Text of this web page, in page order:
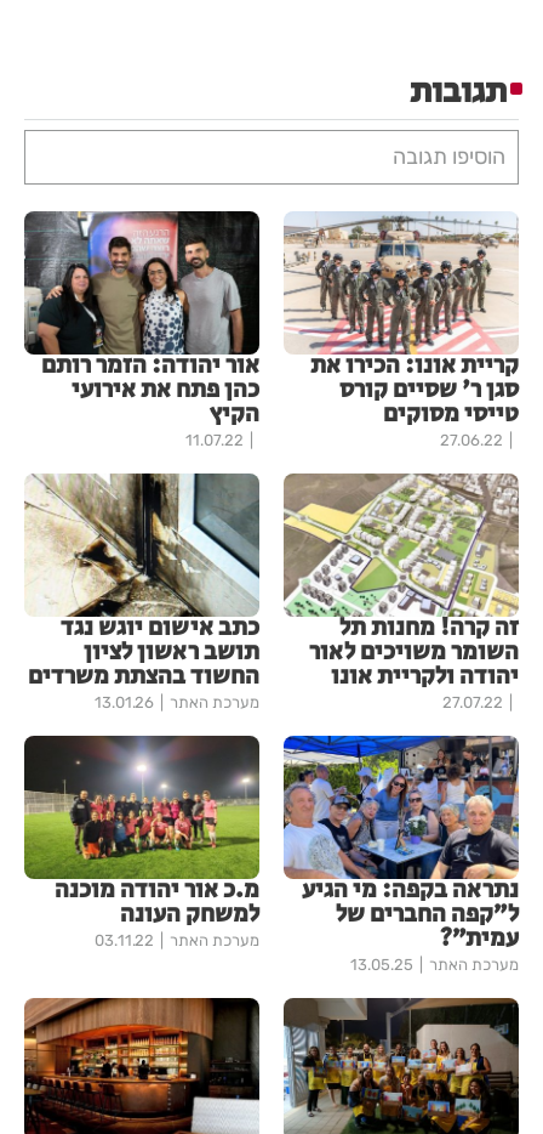
תגובות
הוסיפו תגובה
קריית אונו: הכירו את
סגן ר' שסיים קורס
טייסי מסוקים
27.06.22
אור יהודה: הזמר רותם
כהן פתח את אירועי
הקיץ
11.07.22
זה קרה! מחנות תל
השומר משויכים לאור
יהודה ולקריית אונו
27.07.22
כתב אישום יוגש נגד
תושב ראשון לציון
החשוד בהצתת משרדים
מערכת האתר 13.01.26
נתראה בקפה: מי הגיע
ל״קפה החברים של
עמית״?
מערכת האתר 13.05.25
מ.כ אור יהודה מוכנה
למשחק העונה
מערכת האתר 03.11.22